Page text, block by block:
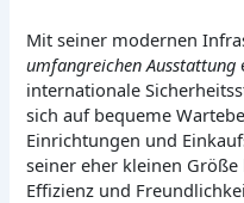
Mit seiner modernen
umfangreichen Ausstattung
internationale
sich auf bequeme
Einrichtungen und
seiner eher kleinen
Effizienz und